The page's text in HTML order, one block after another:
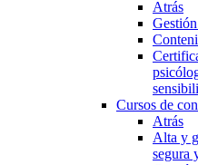
Atrás
Cursos de
Atrás
Alta y
segura